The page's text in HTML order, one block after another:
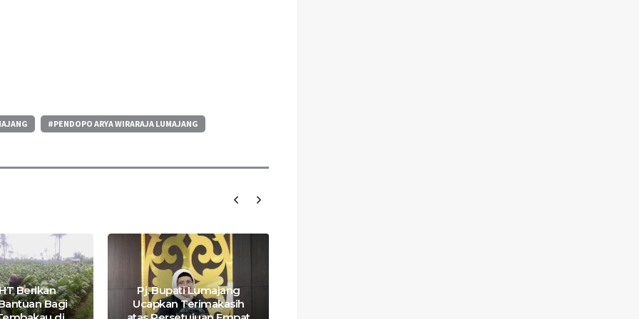
#PENDOPO ARYA WIRARAJA LUMAJANG
Berikan
Bagi
Pj. Bupati Lumajang
Ucapkan Terimakasih